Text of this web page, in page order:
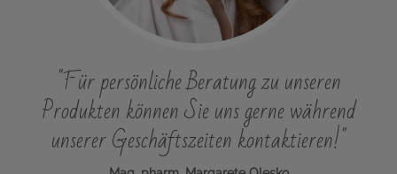
"Für persönliche Beratung zu unseren
Produkten können Sie uns gerne während
unserer Geschäftszeiten kontaktieren!"